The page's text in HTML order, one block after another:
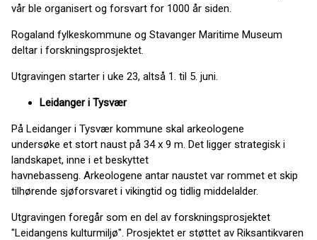
vår ble organisert og forsvart for 1000 år siden.
Rogaland fylkeskommune og Stavanger Maritime Museum
deltar i forskningsprosjektet.
Utgravingen starter i uke 23, altså 1. til 5. juni.
Leidanger i Tysvær
På Leidanger i Tysvær kommune skal arkeologene
undersøke et stort naust på 34 x 9 m. Det ligger strategisk i
landskapet, inne i et beskyttet
havnebasseng. Arkeologene antar naustet var rommet et skip
tilhørende sjøforsvaret i vikingtid og tidlig middelalder.
Utgravingen foregår som en del av forskningsprosjektet
"Leidangens kulturmiljø". Prosjektet er støttet av Riksantikvaren